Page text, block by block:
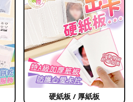
硬紙板 / 厚紙板